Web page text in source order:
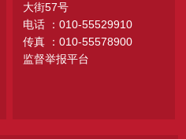
大街57号
电话 ：010-55529910
传真 ：010-55578900
监督举报平台